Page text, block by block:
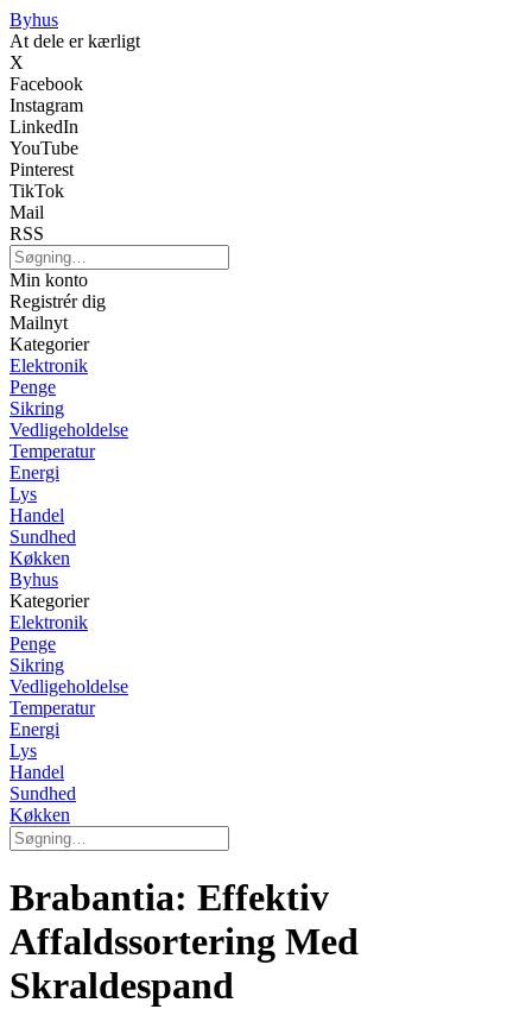
Byhus
At dele er kærligt
X
Facebook
Instagram
LinkedIn
YouTube
Pinterest
TikTok
Mail
RSS
Min konto
Registrér dig
Mailnyt
Kategorier
Elektronik
Penge
Sikring
Vedligeholdelse
Temperatur
Energi
Lys
Handel
Sundhed
Køkken
Byhus
Kategorier
Elektronik
Penge
Sikring
Vedligeholdelse
Temperatur
Energi
Lys
Handel
Sundhed
Køkken
Brabantia: Effektiv
Affaldssortering Med
Skraldespand